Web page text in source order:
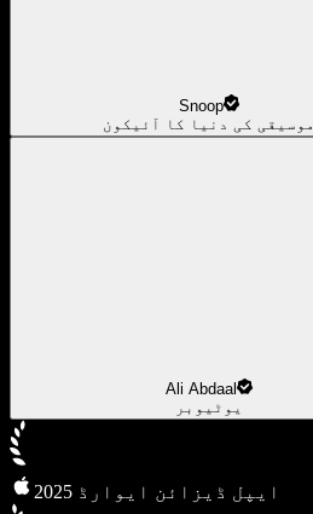
Snoop
موسیقی کی دنیا کا آئیکون
Ali Abdaal
یوٹیوبر
2025 ایپل ڈیزائن ایوارڈ